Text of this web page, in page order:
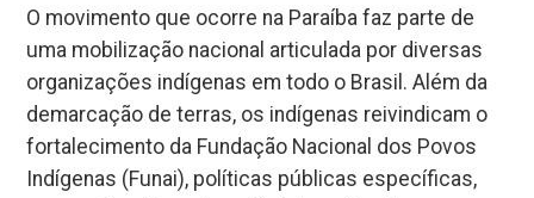
O movimento que ocorre na Paraíba faz parte de
uma mobilização nacional articulada por diversas
organizações indígenas em todo o Brasil. Além da
demarcação de terras, os indígenas reivindicam o
fortalecimento da Fundação Nacional dos Povos
Indígenas (Funai), políticas públicas específicas,